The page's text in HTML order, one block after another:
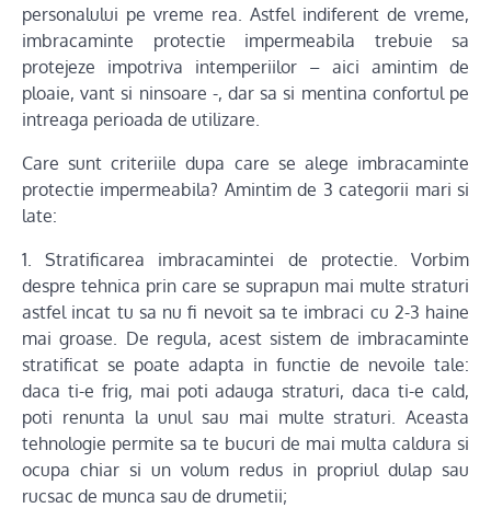
personalului pe vreme rea. Astfel indiferent de vreme,
imbracaminte protectie impermeabila trebuie sa
protejeze impotriva intemperiilor – aici amintim de
ploaie, vant si ninsoare -, dar sa si mentina confortul pe
intreaga perioada de utilizare.
Care sunt criteriile dupa care se alege imbracaminte
protectie impermeabila? Amintim de 3 categorii mari si
late:
1. Stratificarea imbracamintei de protectie. Vorbim
despre tehnica prin care se suprapun mai multe straturi
astfel incat tu sa nu fi nevoit sa te imbraci cu 2-3 haine
mai groase. De regula, acest sistem de imbracaminte
stratificat se poate adapta in functie de nevoile tale:
daca ti-e frig, mai poti adauga straturi, daca ti-e cald,
poti renunta la unul sau mai multe straturi. Aceasta
tehnologie permite sa te bucuri de mai multa caldura si
ocupa chiar si un volum redus in propriul dulap sau
rucsac de munca sau de drumetii;